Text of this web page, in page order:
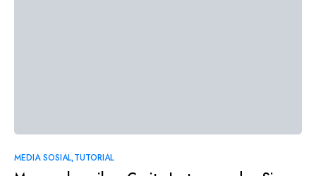
MEDIA SOSIAL TUTORIAL